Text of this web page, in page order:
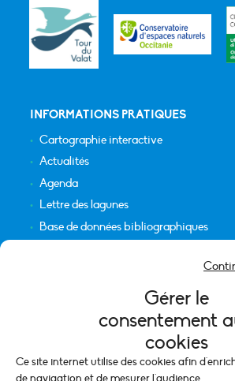
Gérer le
consentement
cookies
Ce site internet utilise des cookies afin
de navigation et de mesurer l'audience.
INFORMATIONS PRATIQUES
Cartographie interactive
Actualités
Agenda
Lettre des lagunes
Base de données bibliographiques
Mentions légales
Politique de cookies (UE)